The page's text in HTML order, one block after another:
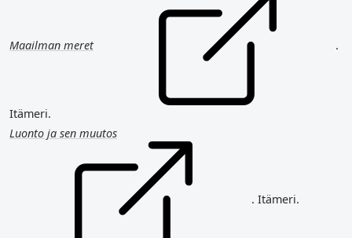
Maailman meret .
Itämeri.
Luonto ja sen muutos
. Itämeri.